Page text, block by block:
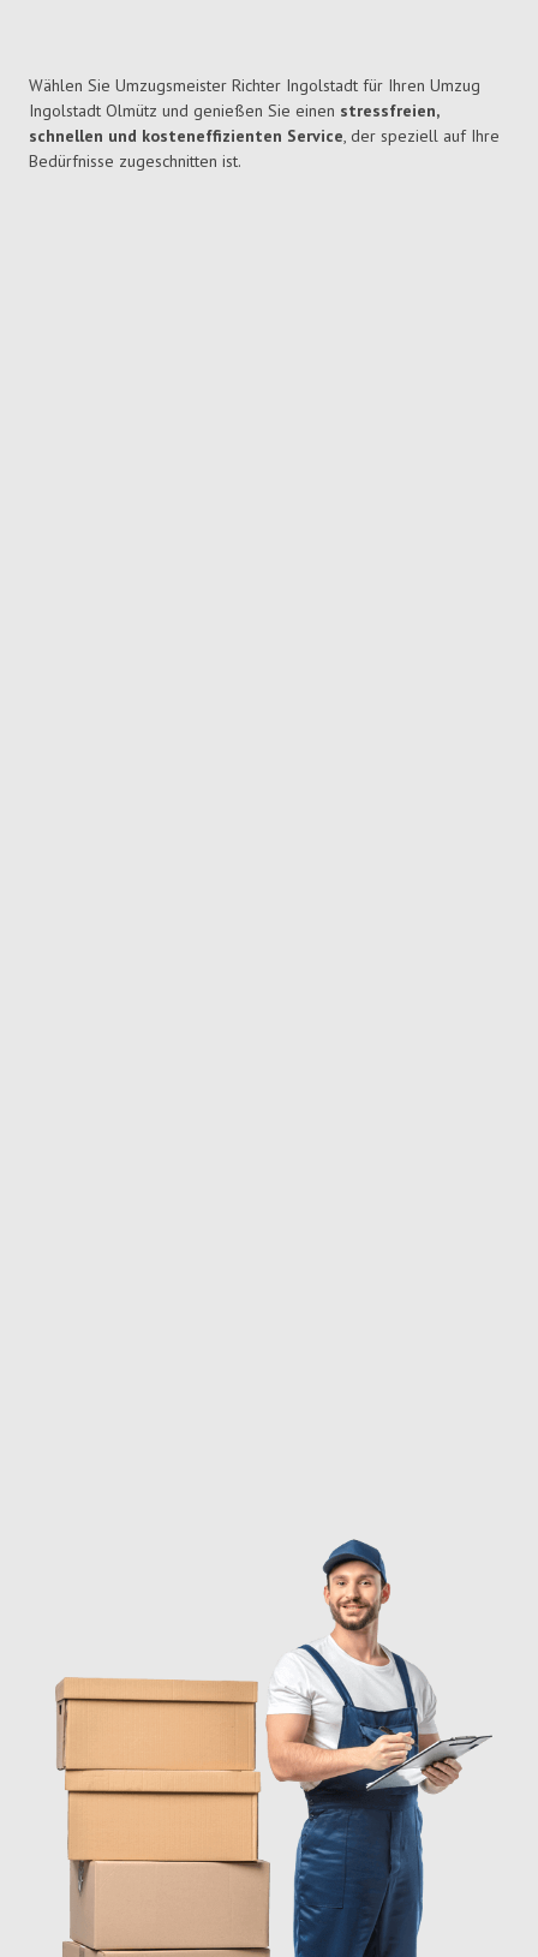
Wählen Sie Umzugsmeister Richter Ingolstadt für Ihren Umzug
Ingolstadt Olmütz und genießen Sie einen stressfreien,
schnellen und kosteneffizienten Service, der speziell auf Ihre
Bedürfnisse zugeschnitten ist.